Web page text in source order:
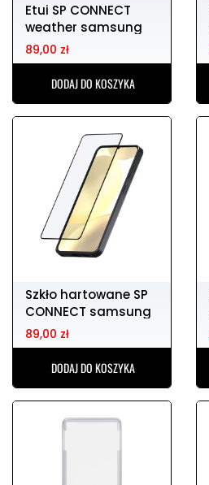
Etui SP CONNECT
weather samsung
s24+
89,00 zł
DODAJ DO KOSZYKA
Szkło hartowane SP
CONNECT samsung
s24+
89,00 zł
DODAJ DO KOSZYKA